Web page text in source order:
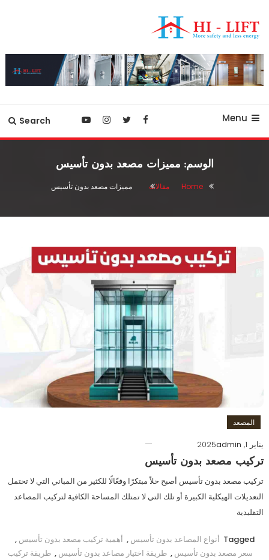
To
Content
hilift-egypt
Menu
Search
الوسم: مميزات مصعد بدون تأسيس
Home مقالات مميزات مصعد بدون تأسيس
المصعد
يناير 1, 2025
admin
تركيب مصعد بدون تأسيس
تركيب مصعد بدون تأسيس أصبح حلاً مبتكرًا وفعّالًا للكثير من المباني التي لا تحتمل
التعديلات الهيكلية الكبيرة أو تلك التي لا تمتلك المساحة الكافية لتركيب المصاعد
التقليدية
Tagged أنواع المصاعد بدون تأسيس , أهمية تركيب مصعد بدون تأسيس ,
سعر مصعد بدون تأسيس , طريقة اختيار مصاعد بدون تأسيس , طريقة تركيب